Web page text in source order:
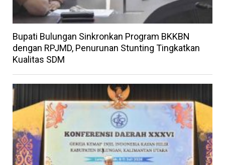
Bupati Bulungan Sinkronkan Program BKKBN
dengan RPJMD, Penurunan Stunting Tingkatkan
Kualitas SDM